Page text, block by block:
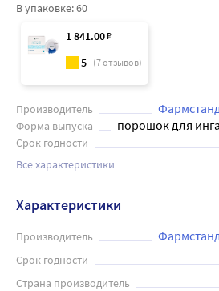
В упаковке:60
1 841.00₽
5 (7отзывов)
Производитель
Форма выпуска порошок для
Срок годности
Все характеристики
Характеристики
Производитель
Срок годности
Страна производитель